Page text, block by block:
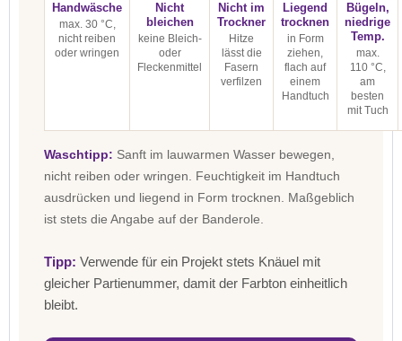
Handwäsche
max. 30 °C,
nicht reiben
oder wringen
Nicht
bleichen
keine Bleich-
oder
Fleckenmittel
Nicht im
Trockner
Hitze
lässt die
Fasern
verfilzen
Liegend
trocknen
in Form
ziehen,
flach auf
einem
Handtuch
Bügeln,
niedrige
Temp.
max.
110 °C,
am
besten
mit Tuch
Waschtipp: Sanft im lauwarmen Wasser bewegen,
nicht reiben oder wringen. Feuchtigkeit im Handtuch
ausdrücken und liegend in Form trocknen. Maßgeblich
ist stets die Angabe auf der Banderole.
Tipp: Verwende für ein Projekt stets Knäuel mit
gleicher Partienummer, damit der Farbton einheitlich
bleibt.